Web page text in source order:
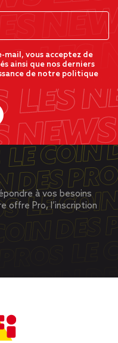
mail, vous acceptez de
ainsi que nos derniers
de notre politique
à vos besoins
offre Pro, l’inscription